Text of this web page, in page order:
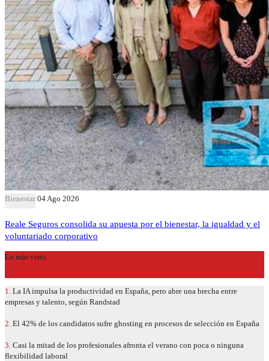
Bienestar 04 Ago 2026
Reale Seguros consolida su apuesta por el bienestar, la igualdad y el
voluntariado corporativo
Lo más visto…
1. La IA impulsa la productividad en España, pero abre una brecha entre
empresas y talento, según Randstad
2. El 42% de los candidatos sufre ghosting en procesos de selección en España
3. Casi la mitad de los profesionales afronta el verano con poca o ninguna
flexibilidad laboral